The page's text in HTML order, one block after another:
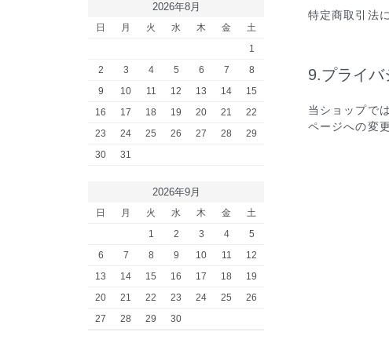
特定商取引法
9.プライバ
当ショップで
ページへの変
2026年8月
日 月 火 水 木 金
土
1
2
3 4 5 6 7
8
9
10 11 12 13 14
15
16
17 18 19 20 21
22
23
24 25 26 27 28
29
30
31
2026年9月
日 月 火 水 木 金
土
1
2 3 4
5
6
7 8 9 10 11
12
13
14 15 16 17 18
19
20
21 22 23 24 25
26
27
28 29 30